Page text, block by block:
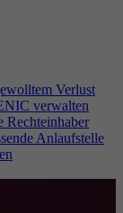
Verlust
verwalten
Rechteinhaber
Anlaufstelle